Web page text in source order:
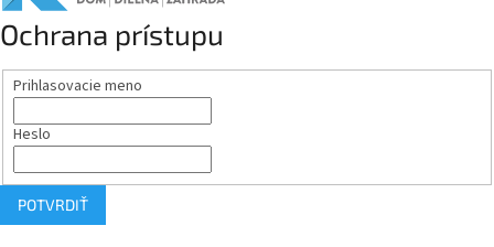
Ochrana prístupu
Prihlasovacie meno
Heslo
POTVRDIŤ